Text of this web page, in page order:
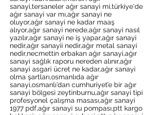
sanayi,tersaneler ağır sanayi mi,türkiye'de
ağır sanayi var mı,ağır sanayi ne
oluyor,ağır sanayi ne kadar maaş
alıyor,ağır sanayi nerede,ağır sanayi nasıl
yazılır,ağır sanayi ne iş yapar,ağır sanayi
nedir,ağır sanayii nedir,ağır metal sanayi
nedir,necmettin erbakan ağır sanayi,ağır
sanayi sağlık raporu nereden alınır,ağır
sanayi asgari ücret ne kadar,ağır sanayi
olma şartları,osmanlıda ağır
sanayi,osmanlı’dan cumhuriyet’e bir ağır
sanayi bölgesi zeytinburnu,ağır sanayi tipi
profesyonel çalışma masası,ağır sanayi
1977 pdf,ağır sanayi su pompası,ptt kargo